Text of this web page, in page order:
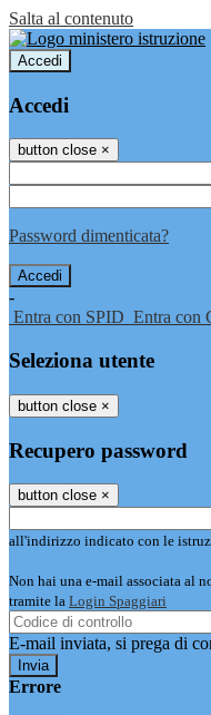
Salta al contenuto
Accedi
Accedi
button close ×
Password dimenticata?
-
Entra con SPID Entra con
Seleziona utente
button close ×
Recupero password
button close ×
all'indirizzo indicato con le
Non hai una e-mail associata al
tramite la Login Spaggiari
E-mail inviata, si prega di
Errore